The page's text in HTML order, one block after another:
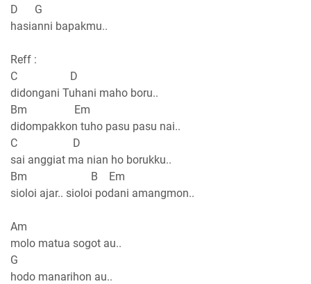
D G
hasianni bapakmu..
Reff :
C D
didongani Tuhani maho boru..
Bm Em
didompakkon tuho pasu pasu nai..
C D
sai anggiat ma nian ho borukku..
Bm B Em
sioloi ajar.. sioloi podani amangmon..
Am
molo matua sogot au..
G
hodo manarihon au..